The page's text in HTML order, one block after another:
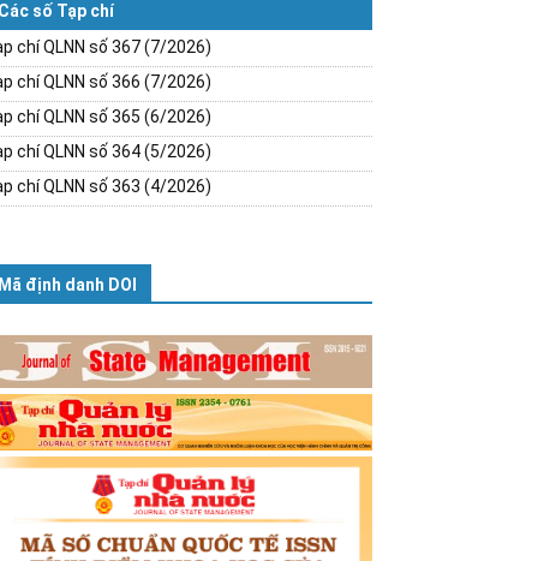
Các số Tạp chí
chí QLNN số 367 (7/2026)
chí QLNN số 366 (7/2026)
chí QLNN số 365 (6/2026)
chí QLNN số 364 (5/2026)
chí QLNN số 363 (4/2026)
Mã định danh DOI